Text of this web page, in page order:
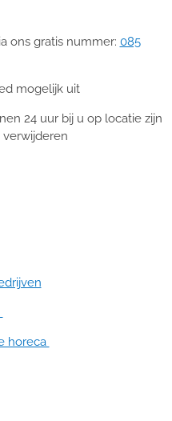
ons gratis nummer: 085
mogelijk uit
24 uur bij u op locatie zijn
horeca